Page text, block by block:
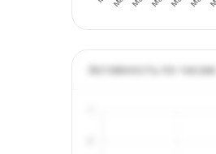
Активность по часам